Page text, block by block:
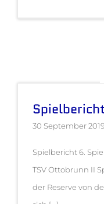
30 September 2019
Spielbericht 6.
TSV Ottobrunn II
der Reserve von